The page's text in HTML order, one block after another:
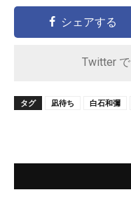
シェアする
Twitter で
タグ 凪待ち 白石和彌